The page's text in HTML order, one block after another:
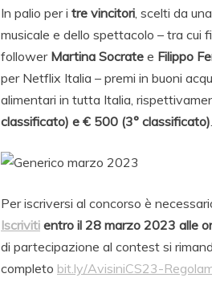
In palio per i tre vincitori, scelti da
musicale e dello spettacolo – tra cui
follower Martina Socrate e Filippo
per Netflix Italia – premi in buoni
alimentari in tutta Italia,
classificato) e € 500 (3° classificato).
Per iscriversi al concorso è
Iscriviti entro il 28 marzo 2023 alle
di partecipazione al contest si
completo bit.ly/AvisiniCS23-